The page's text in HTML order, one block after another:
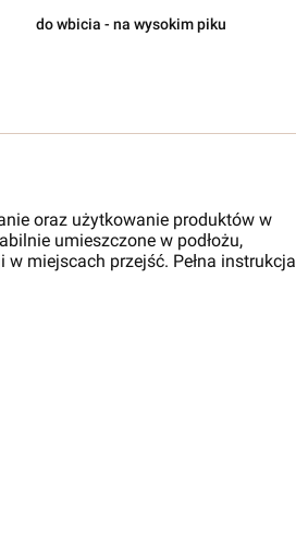
do wbicia - na wysokim piku
oraz użytkowanie produktów w
umieszczone w podłożu,
miejscach przejść. Pełna instrukcja